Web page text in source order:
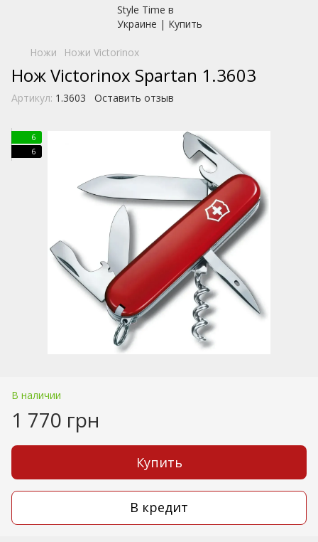
Ножи Ножи Victorinox
Нож Victorinox Spartan 1.3603
Артикул: 1.3603 Оставить отзыв
6
6
В наличии
1 770 грн
Купить
В кредит